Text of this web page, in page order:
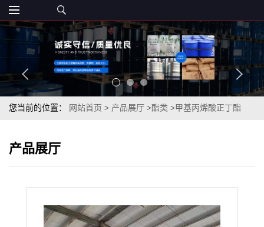
您当前的位置： 网站首页 > 产品展厅 >酯类 >甲基丙烯酸正丁酯
产品展厅